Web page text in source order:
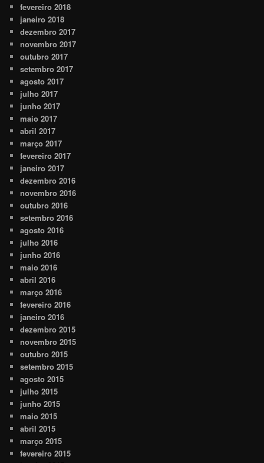
fevereiro 2018
janeiro 2018
dezembro 2017
novembro 2017
outubro 2017
setembro 2017
agosto 2017
julho 2017
junho 2017
maio 2017
abril 2017
março 2017
fevereiro 2017
janeiro 2017
dezembro 2016
novembro 2016
outubro 2016
setembro 2016
agosto 2016
julho 2016
junho 2016
maio 2016
abril 2016
março 2016
fevereiro 2016
janeiro 2016
dezembro 2015
novembro 2015
outubro 2015
setembro 2015
agosto 2015
julho 2015
junho 2015
maio 2015
abril 2015
março 2015
fevereiro 2015